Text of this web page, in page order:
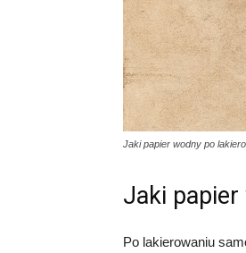
Jaki papier wodny po
Jaki papier
Po lakierowaniu